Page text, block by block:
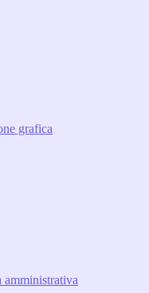
grafica
amministrativa